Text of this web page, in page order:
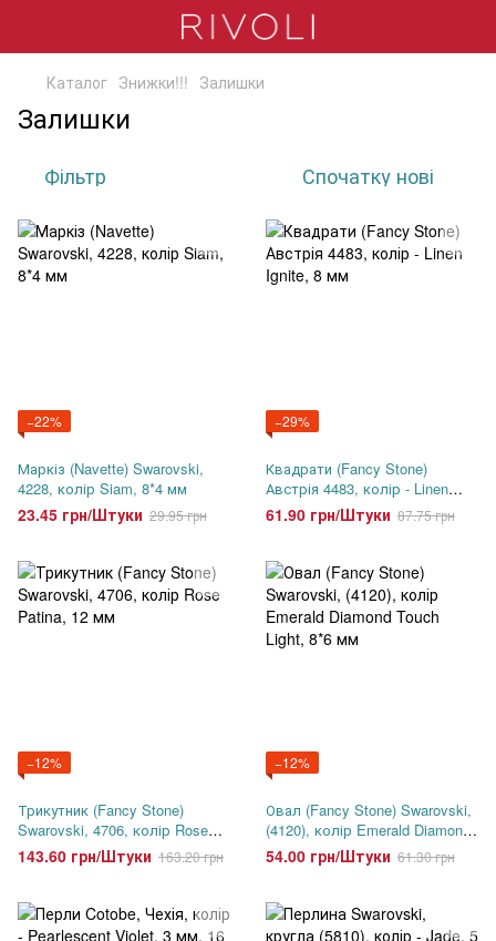
Каталог Знижки!!! Залишки
Залишки
Фільтр Спочатку нові
−22%
Маркіз (Navette) Swarovski,
4228, колір Siam, 8*4 мм
23.45 грн/Штуки 29.95 грн
−29%
Квадрати (Fancy Stone)
Австрія 4483, колір - Linen
Ignite, 8 мм
61.90 грн/Штуки 87.75 грн
−12%
Трикутник (Fancy Stone)
Swarovski, 4706, колір Rose
Patina, 12 мм
143.60 грн/Штуки 163.20 грн
−12%
Овал (Fancy Stone) Swarovski,
(4120), колір Emerald Diamond
Touch Light, 8*6 мм
54.00 грн/Штуки 61.30 грн